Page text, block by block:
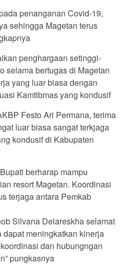
penanganan Covid-19,
sehingga Magetan terus
penghargaan setinggi-
selama bertugas di Magetan
yang luar biasa dengan
Kamtibmas yang kondusif
Festo Ari Permana, terima
luar biasa sangat terkjaga
kondusif di Kabupaten
berharap mampu
resort Magetan. Koordinasi
terjaga antara Pemkab
Silvana Delareskha selamat
meningkatkan kinerja
dan hubungngan
pungkasnya